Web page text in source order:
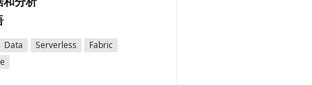
Data Serverless
Fabric